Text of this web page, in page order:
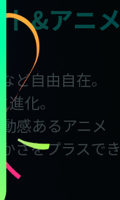
&アニメ
ど自由自在。
化。
感あるアニメ
さをプラスでき